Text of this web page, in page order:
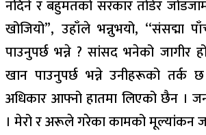
नदिने र बहुमतको सरकार तोडेर
खोजियो”, उहाँले भन्नुभयो, ‘‘संसद्मा
पाउनुपर्छ भन्ने ? सांसद भनेको जागीर
खान पाउनुपर्छ भन्ने उनीहरूको तर्क
अधिकार आफ्नो हातमा लिएको छैन ।
। मेरो र अरूले गरेका कामको मूल्यांकन